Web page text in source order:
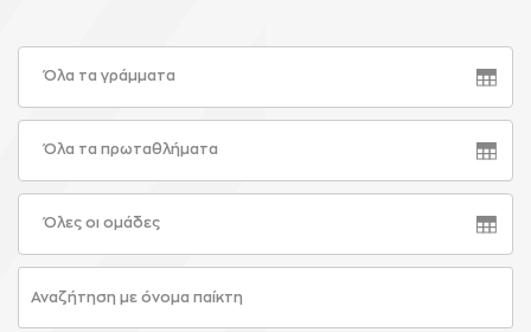
Όλα τα γράμματα
Όλα τα πρωταθλήματα
Όλες οι ομάδες